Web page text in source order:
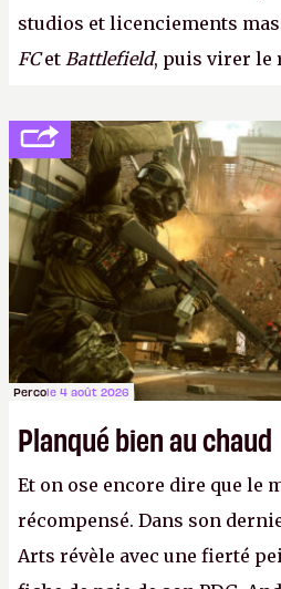
studios et licenciements
FCet Battlefield, puis virer le
Percole 4 août 2026
Planqué bien au chaud
Et on ose encore dire que le
récompensé. Dans son
Arts révèle avec une fierté